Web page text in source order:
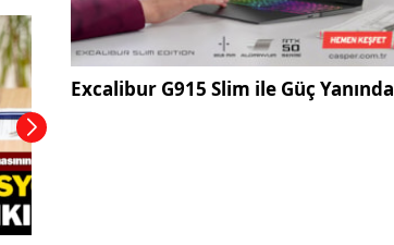
Excalibur G915 Slim ile Güç Yanında